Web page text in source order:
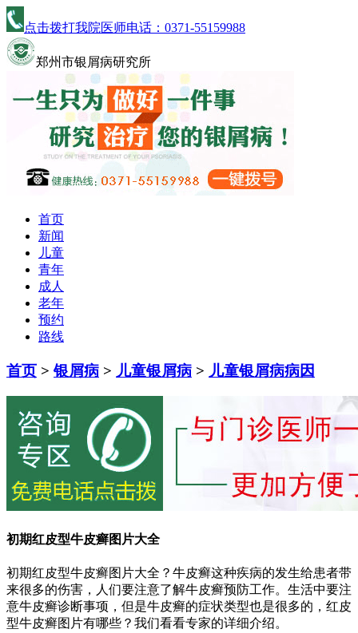
点击拨打我院医师电话： 0371-55159988
郑州市银屑病研究所
首页
新闻
儿童
青年
成人
老年
预约
路线
首页 >银屑病 > 儿童银屑病 > 儿童银屑病病因
初期红皮型牛皮癣图片大全
初期红皮型牛皮癣图片大全？牛皮癣这种疾病的发生给患者带
来很多的伤害，人们要注意了解牛皮癣预防工作。生活中要注
意牛皮癣诊断事项，但是牛皮癣的症状类型也是很多的，红皮
型牛皮癣图片有哪些？我们看看专家的详细介绍。